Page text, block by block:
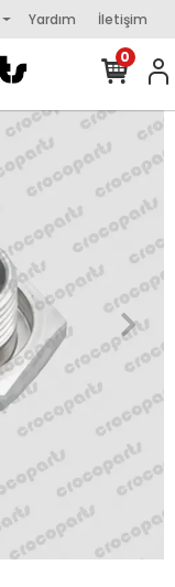
Yardım İletişim
0